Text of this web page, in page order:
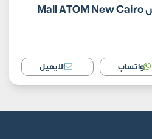
مول اتوم التجمع الخامس Mall ATOM New Cairo
واتساب الايميل